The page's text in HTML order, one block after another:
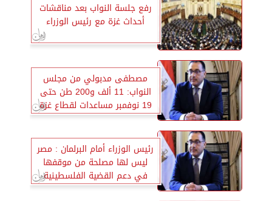
رفع جلسة النواب بعد مناقشات
أحداث غزة مع رئيس الوزراء
مصطفى مدبولي من مجلس
النواب: 11 ألف و200 طن حتى
19 نوفمبر مساعدات لقطاع غزة
رئيس الوزراء أمام البرلمان : مصر
ليس لها مصلحة من موقفها
في دعم القضية الفلسطينية